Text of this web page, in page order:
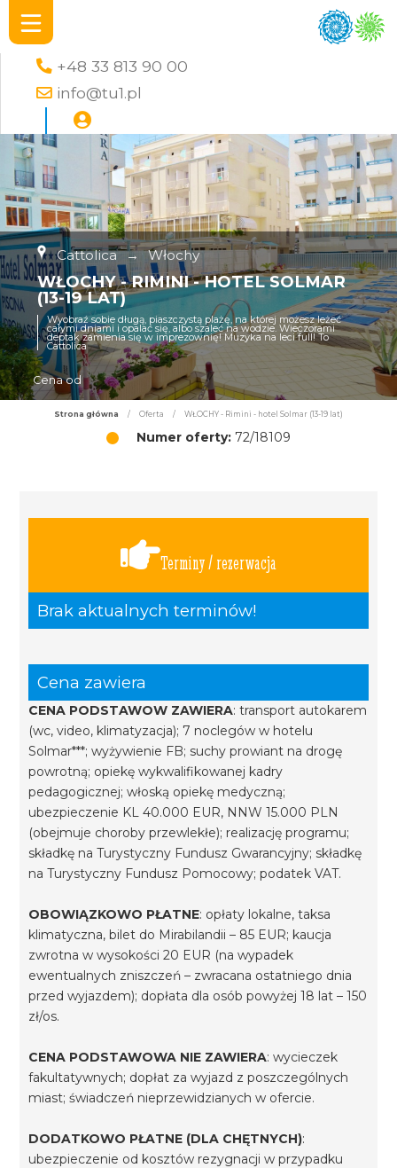
+48 33 813 90 00
info@tu1.pl
Cattolica → Włochy
WŁOCHY - RIMINI - HOTEL SOLMAR
(13-19 LAT)
Wyobraź sobie długą, piaszczystą plażę, na której możesz leżeć
całymi dniami i opalać się, albo szaleć na wodzie. Wieczorami
deptak zamienia się w imprezownię! Muzyka na leci full! To
Cattolica
Cena od
Strona główna / Oferta / WŁOCHY - Rimini - hotel Solmar (13-19 lat)
Numer oferty: 72/18109
Terminy / rezerwacja
Brak aktualnych terminów!
Cena zawiera
CENA PODSTAWOW ZAWIERA: transport autokarem
(wc, video, klimatyzacja); 7 noclegów w hotelu
Solmar***; wyżywienie FB; suchy prowiant na drogę
powrotną; opiekę wykwalifikowanej kadry
pedagogicznej; włoską opiekę medyczną;
ubezpieczenie KL 40.000 EUR, NNW 15.000 PLN
(obejmuje choroby przewlekłe); realizację programu;
składkę na Turystyczny Fundusz Gwarancyjny; składkę
na Turystyczny Fundusz Pomocowy; podatek VAT.
OBOWIĄZKOWO PŁATNE: opłaty lokalne, taksa
klimatyczna, bilet do Mirabilandii – 85 EUR; kaucja
zwrotna w wysokości 20 EUR (na wypadek
ewentualnych zniszczeń – zwracana ostatniego dnia
przed wyjazdem); dopłata dla osób powyżej 18 lat – 150
zł/os.
CENA PODSTAWOWA NIE ZAWIERA: wycieczek
fakultatywnych; dopłat za wyjazd z poszczególnych
miast; świadczeń nieprzewidzianych w ofercie.
DODATKOWO PŁATNE (DLA CHĘTNYCH):
ubezpieczenie od kosztów rezygnacji w przypadku